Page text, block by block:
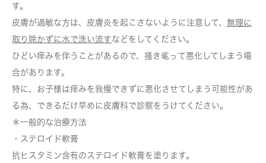
す。
皮膚が過敏な方は、皮膚炎を起こさないように注意して、 無理に
取り除かずに水で洗い流すなどをしてください。
ひどい痒みを伴うことがあるので、掻き毟って悪化してしまう場
合があります。
特に、お子様は痒みを我慢できずに悪化させてしまう可能性があ
る為、できるだけ早めに皮膚科で診察をうけてください。
＊一般的な治療方法
・ステロイド軟膏
抗ヒスタミン含有のステロイド軟膏を塗ります。